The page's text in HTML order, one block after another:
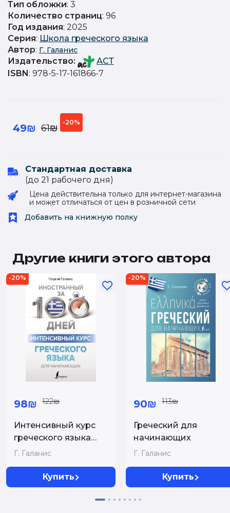
Тип обложки: 3
Количество страниц: 96
Год издания: 2025
Серия: Школа греческого языка
Автор: Г. Галанис
Издательство:
АСТ
ISBN: 978-5-17-161866-7
49₪ 61₪
-20%
Стандартная доставка
(до 21 рабочего дня)
Цена действительна только для интернет-магазина
и может отличаться от цен в розничной сети
Добавить на книжную полку
Другие книги этого автора
-20%
98₪ 122₪
Интенсивный курс
греческого языка
для начинающих
Г. Галанис
Купить
-20%
90₪ 113₪
Греческий для
начинающих
Г. Галанис
Купить